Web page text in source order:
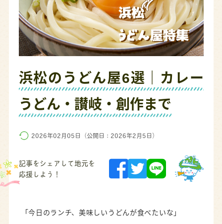
浜松のうどん屋6選｜カレー
うどん・讃岐・創作まで
2026年02月05日（公開日：2026年2月5日）
記事をシェアして地元を
応援しよう！
「今日のランチ、美味しいうどんが食べたいな」